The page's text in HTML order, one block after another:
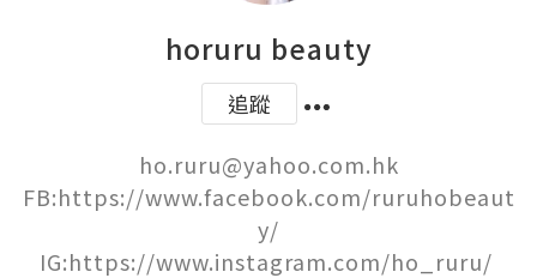
horuru beauty
追蹤
ho.ruru@yahoo.com.hk
FB:https://www.facebook.com/ruruhobeaut
y/
IG:https://www.instagram.com/ho_ruru/